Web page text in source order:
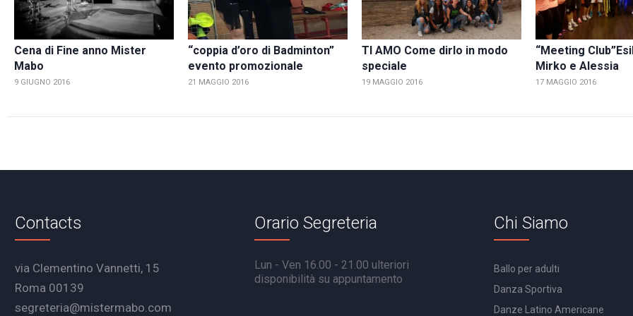
Cena di Fine anno Mister
Mabo
9 GIUGNO 2016
“coppia d’oro di Badminton”
evento promozionale
21 MAGGIO 2016
TI AMO Come dirlo in modo
speciale
19 MAGGIO 2016
“Meeting
Mirko e Alessia
17 MAGGIO 2016
Contacts
via Clementino Vannetti, 15
Roma 00139
segreteria@mistermabo.com
Orario Segreteria
Lun - Ven 16.00 - 21.00 ulteriori
disponibilità su appuntamento
Chi Siamo
Ballo per adulti
Danza Sportiva
Danze Latino Americane